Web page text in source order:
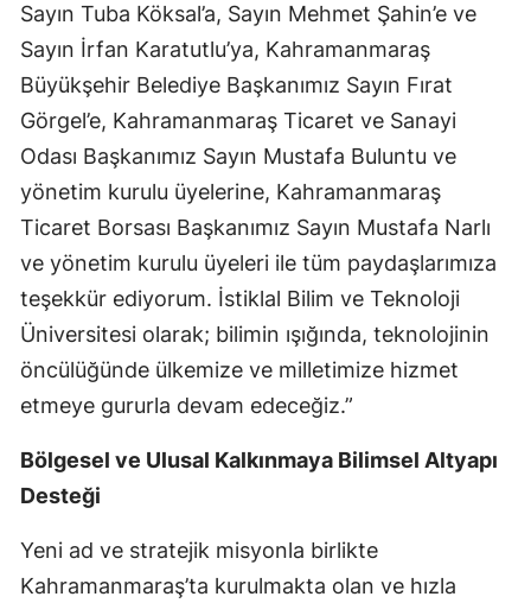
Sayın Tuba Köksal’a, Sayın Mehmet Şahin’e ve
Sayın İrfan Karatutlu’ya, Kahramanmaraş
Büyükşehir Belediye Başkanımız Sayın Fırat
Görgel’e, Kahramanmaraş Ticaret ve Sanayi
Odası Başkanımız Sayın Mustafa Buluntu ve
yönetim kurulu üyelerine, Kahramanmaraş
Ticaret Borsası Başkanımız Sayın Mustafa Narlı
ve yönetim kurulu üyeleri ile tüm paydaşlarımıza
teşekkür ediyorum. İstiklal Bilim ve Teknoloji
Üniversitesi olarak; bilimin ışığında, teknolojinin
öncülüğünde ülkemize ve milletimize hizmet
etmeye gururla devam edeceğiz.”
Bölgesel ve Ulusal Kalkınmaya Bilimsel Altyapı
Desteği
Yeni ad ve stratejik misyonla birlikte
Kahramanmaraş’ta kurulmakta olan ve hızla